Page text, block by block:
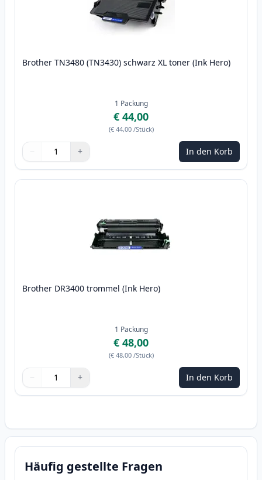
Brother TN3480 (TN3430) schwarz XL toner (Ink Hero)
1 Packung
€ 44,00
(€ 44,00 /Stück)
Menge
Verwenden Sie die Tasten, um anzupassen
− +
Menge 1 In den Korb
Brother DR3400 trommel (Ink Hero)
1 Packung
€ 48,00
(€ 48,00 /Stück)
Menge
Verwenden Sie die Tasten, um anzupassen
− +
Menge 1 In den Korb
Häufig gestellte Fragen